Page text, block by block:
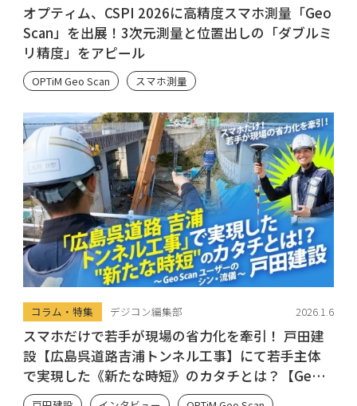
オプティム、CSPI 2026に高精度スマホ測量「Geo
Scan」を出展！3次元測量と位置出しの「ダブルミ
リ精度」をアピール
OPTiM Geo Scan スマホ測量
コラム・特集 デジコン編集部 2026.1.6
スマホだけで若手が現場の省力化を牽引！ 戸田建
設【広島呉道路吉浦トンネル工事】にて若手主体
で実現した《新たな時短》のカタチとは？【Geo
Scan ユーザーのシン・流儀】